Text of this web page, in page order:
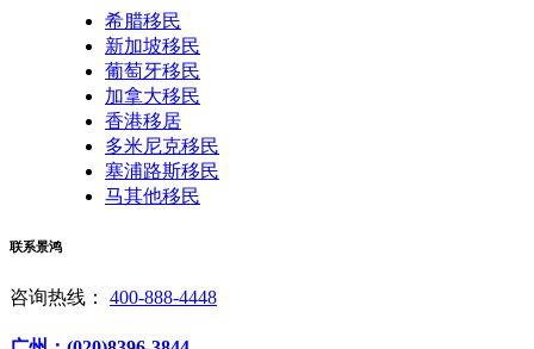
希腊移民
新加坡移民
葡萄牙移民
加拿大移民
香港移居
多米尼克移民
塞浦路斯移民
马其他移民
联系景鸿
咨询热线： 400-888-4448